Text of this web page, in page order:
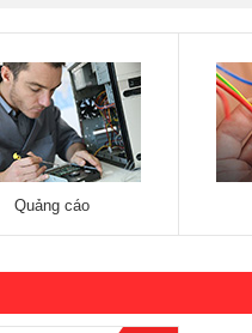
Quảng cáo